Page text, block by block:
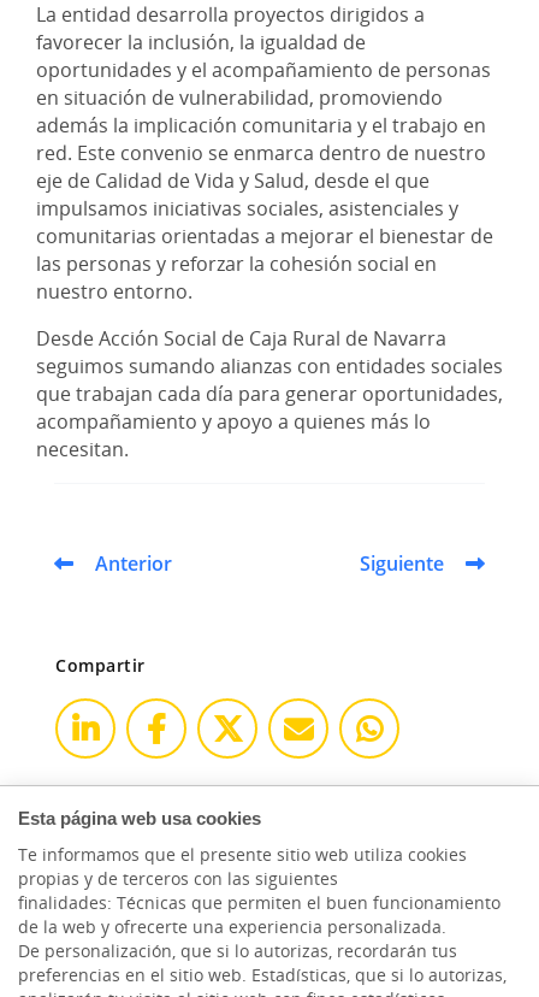
Esta página web usa cookies
Te informamos que el presente sitio web utiliza cookies
propias y de terceros con las siguientes
finalidades: Técnicas que permiten el buen funcionamiento
de la web y ofrecerte una experiencia personalizada.
De personalización, que si lo autorizas, recordarán tus
preferencias en el sitio web. Estadísticas, que si lo autorizas,
La entidad desarrolla proyectos dirigidos a
favorecer la inclusión, la igualdad de
oportunidades y el acompañamiento de personas
en situación de vulnerabilidad, promoviendo
además la implicación comunitaria y el trabajo en
red. Este convenio se enmarca dentro de nuestro
eje de Calidad de Vida y Salud, desde el que
impulsamos iniciativas sociales, asistenciales y
comunitarias orientadas a mejorar el bienestar de
las personas y reforzar la cohesión social en
nuestro entorno.
Desde Acción Social de Caja Rural de Navarra
seguimos sumando alianzas con entidades sociales
que trabajan cada día para generar oportunidades,
acompañamiento y apoyo a quienes más lo
necesitan.
Anterior Siguiente
Compartir